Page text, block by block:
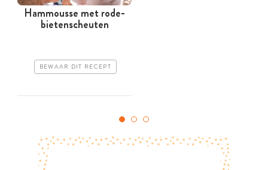
Hammousse met rode-
bietenscheuten
BEWAAR DIT RECEPT